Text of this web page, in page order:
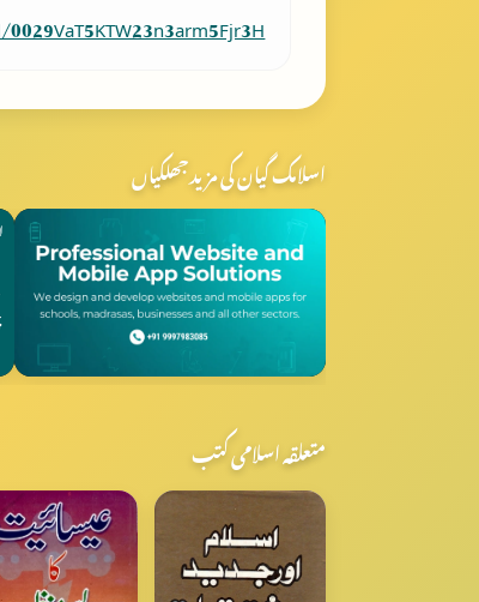
اسلامک گیان کی مزید جھلکیاں
متعلقہ اسلامی کتب